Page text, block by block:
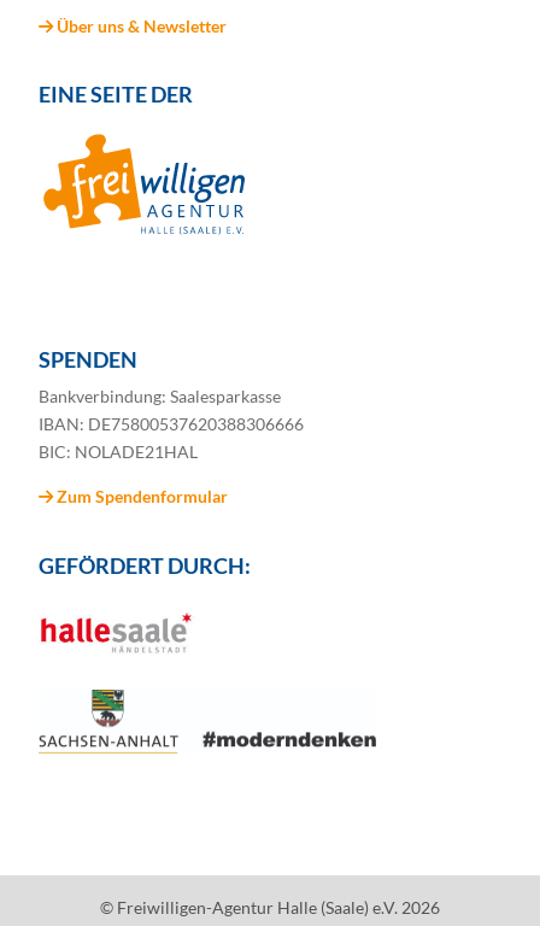
Über uns & Newsletter
EINE SEITE DER
SPENDEN
Bankverbindung: Saalesparkasse
IBAN: DE75800537620388306666
BIC: NOLADE21HAL
Zum Spendenformular
GEFÖRDERT DURCH:
© Freiwilligen-Agentur Halle (Saale) e.V. 2026